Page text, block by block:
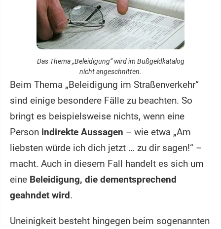
Das Thema „Beleidigung“ wird im Bußgeldkatalog
nicht angeschnitten.
Beim Thema „Beleidigung im Straßenverkehr“
sind einige besondere Fälle zu beachten. So
bringt es beispielsweise nichts, wenn eine
Person indirekte Aussagen – wie etwa „Am
liebsten würde ich dich jetzt … zu dir sagen!“ –
macht. Auch in diesem Fall handelt es sich um
eine Beleidigung, die dementsprechend
geahndet wird.
Uneinigkeit besteht hingegen beim sogenannten